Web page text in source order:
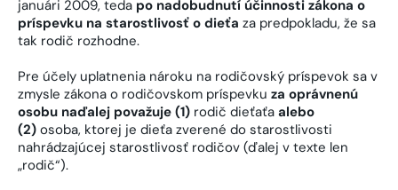
januári 2009, teda po nadobudnutí účinnosti zákona o
príspevku na starostlivosť o dieťa za predpokladu, že sa
tak rodič rozhodne.
Pre účely uplatnenia nároku na rodičovský príspevok sa v
zmysle zákona o rodičovskom príspevku za oprávnenú
osobu naďalej považuje (1) rodič dieťaťa alebo
(2) osoba, ktorej je dieťa zverené do starostlivosti
nahrádzajúcej starostlivosť rodičov (ďalej v texte len
„rodič“).